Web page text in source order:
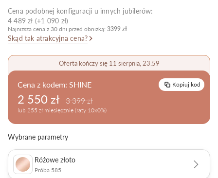
Pielęgnacja biżuterii
Cena podobnej konfiguracji u innych jubilerów:
4 489 zł (+1 090 zł)
Najniższa cena z 30 dni przed obniżką: 3399 zł
Skąd tak atrakcyjna cena?
Oferta kończy się 11 sierpnia, 23:59
Cena z kodem: SHINE Kopiuj kod
2 550 zł 3 399 zł
lub 255 zł miesięcznie (raty 10x0%)
Wybrane parametry
Różowe złoto
Próba 585